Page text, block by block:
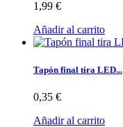
1,99 €
Añadir al carrito
Tapón final tira LED...
0,35 €
Añadir al carrito